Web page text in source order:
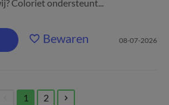
Coloriet ondersteunt...
Bewaren 08-07-2026
1
2